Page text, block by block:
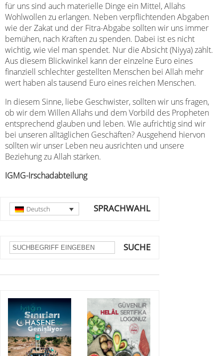
für uns sind auch materielle Dinge ein Mittel, Allahs
Wohlwollen zu erlangen. Neben verpflichtenden Abgaben
wie der Zakat und der Fitra-Abgabe sollten wir uns immer
bemühen, nach Kräften zu spenden. Dabei ist es nicht
wichtig, wie viel man spendet. Nur die Absicht (Niyya) zählt.
Aus diesem Blickwinkel kann der einzelne Euro eines
finanziell schlechter gestellten Menschen bei Allah mehr
wert haben als tausend Euro eines reichen Menschen.
In diesem Sinne, liebe Geschwister, sollten wir uns fragen,
ob wir dem Willen Allahs und dem Vorbild des Propheten
entsprechend glauben und leben. Wie aufrichtig sind wir
bei unseren alltäglichen Geschäften? Ausgehend hiervon
sollten wir unser Leben neu ausrichten und unsere
Beziehung zu Allah stärken.
IGMG-Irschadabteilung
SPRACHWAHL
Deutsch
SUCHE